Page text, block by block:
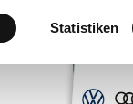
Statistiken